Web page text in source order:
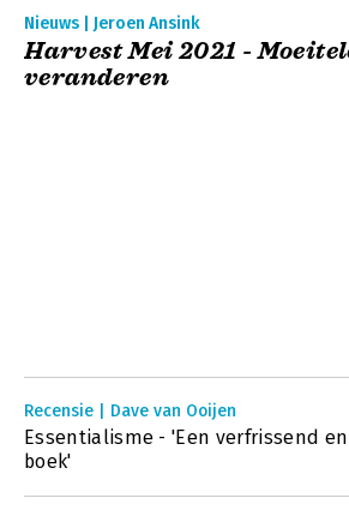
Nieuws | Jeroen Ansink
Harvest Mei 2021 -
veranderen
Recensie | Dave van Ooijen
Essentialisme - 'Een verfrissend
boek'